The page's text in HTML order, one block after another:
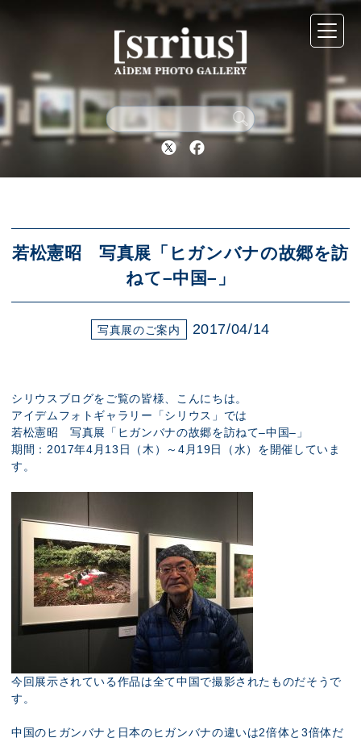
Twitter Facebook
若松憲昭 写真展「ヒガンバナの故郷を訪
ねて–中国–」
写真展のご案内 2017/04/14
シリウスブログをご覧の皆様、こんにちは。
アイデムフォトギャラリー「シリウス」では
若松憲昭 写真展「ヒガンバナの故郷を訪ねて–中国–」
期間：2017年4月13日（木）～4月19日（水）を開催していま
す。
今回展示されている作品は全て中国で撮影されたものだそうで
す。
中国のヒガンバナと日本のヒガンバナの違いは2倍体と3倍体だ
シリウスについて
展示スケジュール
アクセス
ブログ